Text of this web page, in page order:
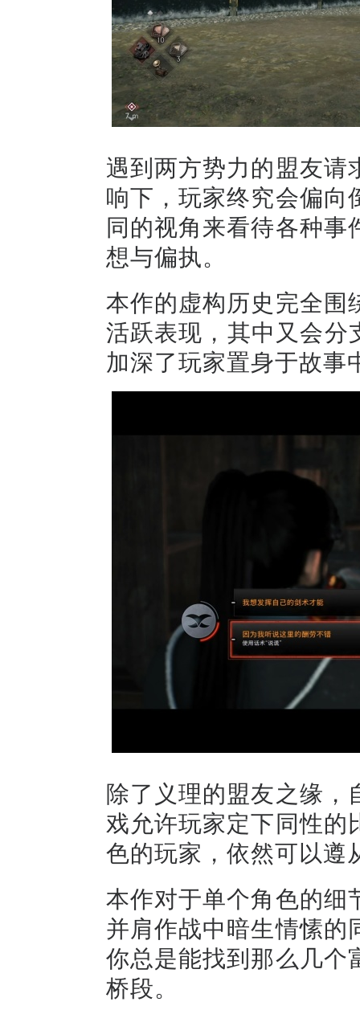
遇到两方势力的盟友
响下，玩家终究会偏
同的视角来看待各种
想与偏执。
本作的虚构历史完全
活跃表现，其中又会
加深了玩家置身于故事
除了义理的盟友之缘
戏允许玩家定下同性
色的玩家，依然可以遵
本作对于单个角色的
并肩作战中暗生情愫
你总是能找到那么几
桥段。